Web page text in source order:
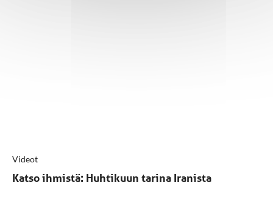
Videot
Katso ihmistä: Huhtikuun tarina Iranista